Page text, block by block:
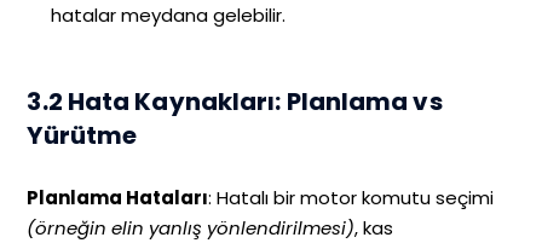
hatalar meydana gelebilir.
3.2 Hata Kaynakları: Planlama vs
Yürütme
Planlama Hataları: Hatalı bir motor komutu seçimi
(örneğin elin yanlış yönlendirilmesi), kas